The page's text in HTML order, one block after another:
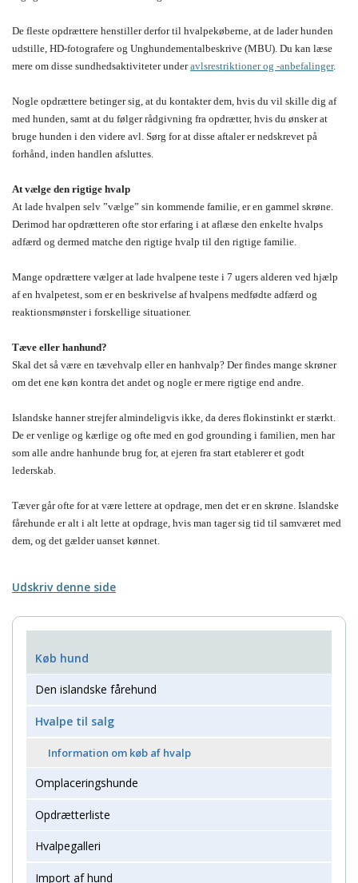
De fleste opdrættere henstiller derfor til hvalpekøberne, at de lader hunden
udstille, HD-fotografere og Unghundementalbeskrive (MBU). Du kan læse
mere om disse sundhedsaktiviteter underavlsrestriktioner og -anbefalinger.
Nogle opdrættere betinger sig, at du kontakter dem, hvis du vil skille dig af
med hunden, samt at du følger rådgivning fra opdrætter, hvis du ønsker at
bruge hunden i den videre avl. Sørg for at disse aftaler er nedskrevet på
forhånd, inden handlen afsluttes.
At vælge den rigtige hvalp
At lade hvalpen selv ”vælge” sin kommende familie, er en gammel skrøne.
Derimod har opdrætteren ofte stor erfaring i at aflæse den enkelte hvalps
adfærd og dermed matche den rigtige hvalp til den rigtige familie.
Mange opdrættere vælger at lade hvalpene teste i 7 ugers alderen ved hjælp
af en hvalpetest, som er en beskrivelse af hvalpens medfødte adfærd og
reaktionsmønster i forskellige situationer.
Tæve eller hanhund?
Skal det så være en tævehvalp eller en hanhvalp? Der findes mange skrøner
om det ene køn kontra det andet og nogle er mere rigtige end andre.
Islandske hanner strejfer almindeligvis ikke, da deres flokinstinkt er stærkt.
De er venlige og kærlige og ofte med en god grounding i familien, men har
som alle andre hanhunde brug for, at ejeren fra start etablerer et godt
lederskab.
Tæver går ofte for at være lettere at opdrage, men det er en skrøne. Islandske
fårehunde er alt i alt lette at opdrage, hvis man tager sig tid til samværet med
dem, og det gælder uanset kønnet.
Udskriv denne side
Køb hund
Den islandske fårehund
Hvalpe til salg
Information om køb af hvalp
Omplaceringshunde
Opdrætterliste
Hvalpegalleri
Import af hund